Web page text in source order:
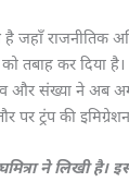
जहाँ राजनीतिक
तबाह कर दिया
और संख्या ने अब
पर ट्रंप की
ने लिखी